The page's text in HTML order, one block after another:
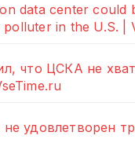
data center could
polluter in the U.S. |
что ЦСКА не
удовлетворен